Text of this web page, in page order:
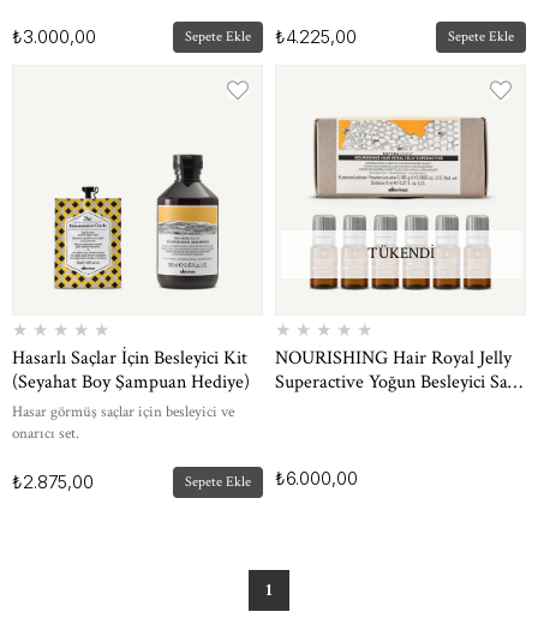
₺3.000,00 Sepete Ekle ₺4.225,00 Sepete Ekle
★ ★ ★ ★ ★
Hasarlı Saçlar İçin Besleyici Kit
(Seyahat Boy Şampuan Hediye)
Hasar görmüş saçlar için besleyici ve
onarıcı set.
₺2.875,00 Sepete Ekle
TÜKENDI
★ ★ ★ ★ ★
NOURISHING Hair Royal Jelly
Superactive Yoğun Besleyici Saç
₺6.000,00
1